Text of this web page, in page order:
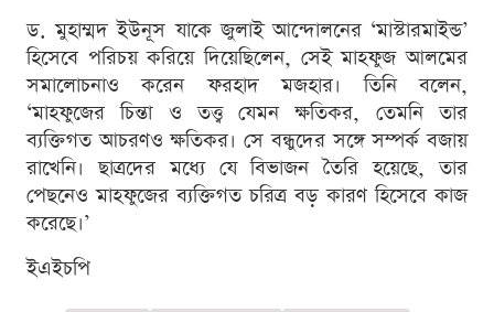
ড. মুহাম্মদ ইউনূস যাকে জুলাই আন্দোলনের ‘মাস্টারমাইন্ড’
হিসেবে পরিচয় করিয়ে দিয়েছিলেন, সেই মাহফুজ আলমের
সমালোচনাও করেন ফরহাদ মজহার। তিনি বলেন,
‘মাহফুজের চিন্তা ও তত্ত্ব যেমন ক্ষতিকর, তেমনি তার
ব্যক্তিগত আচরণও ক্ষতিকর। সে বন্ধুদের সঙ্গে সম্পর্ক বজায়
রাখেনি। ছাত্রদের মধ্যে যে বিভাজন তৈরি হয়েছে, তার
পেছনেও মাহফুজের ব্যক্তিগত চরিত্র বড় কারণ হিসেবে কাজ
করেছে।’
ইএইচপি